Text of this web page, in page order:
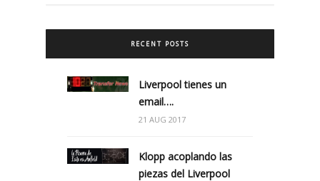
RECENT POSTS
Liverpool tienes un
email….
21 AUG 2017
Klopp acoplando las
piezas del Liverpool